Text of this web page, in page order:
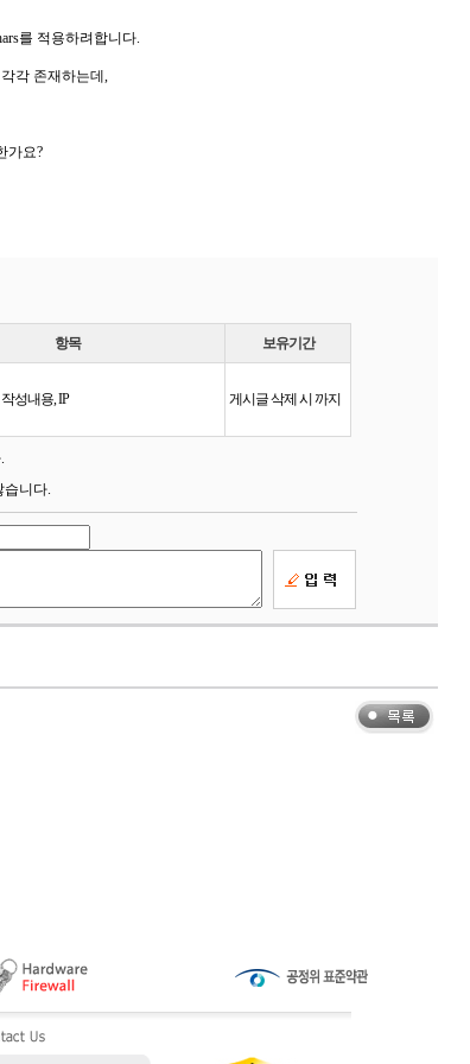
를 적용하려합니다.
각 존재하는데,
가요?
항목 보유기간
성내용, IP 게시글 삭제 시 까지
습니다.